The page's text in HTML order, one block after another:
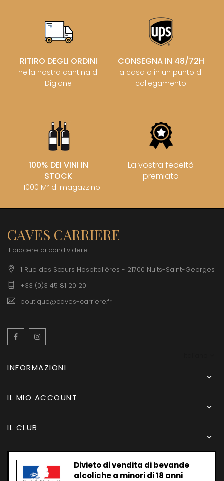
RITIRO DEGLI ORDINI
nella nostra cantina di
Digione
CONSEGNA IN 48/72H
a casa o in un punto di
collegamento
100% DEI VINI IN
STOCK
+ 1000 M² di magazzino
La vostra fedeltà
premiato
CAVES CARRIERE
Il piacere di condividere
1 Rue des Sœurs Hospitalières - 21700 Nuits-Saint-Georges
+33 (0)3 45 81 20 20
boutique@caves-carriere.fr
Facebook
INFORMAZIONI

IL MIO ACCOUNT

IL CLUB

Divieto di vendita di bevande
alcoliche a minori di 18 anni